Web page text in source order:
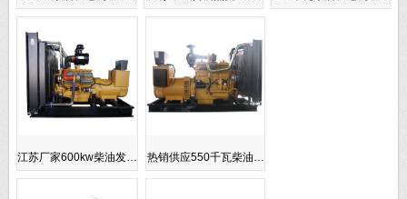
江苏厂家600kw柴油发… 热销供应550千瓦柴油…